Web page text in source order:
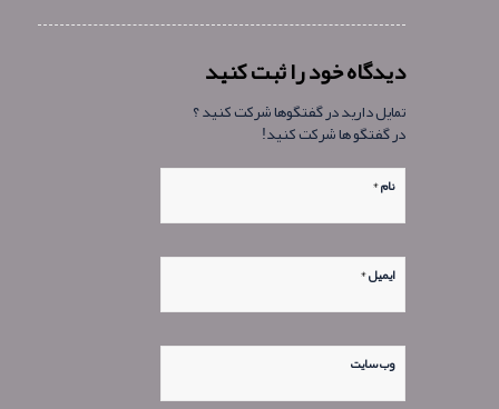
دیدگاه خود را ثبت کنید
تمایل دارید در گفتگوها شرکت کنید ؟
در گفتگو ها شرکت کنید!
نام*
ایمیل*
وب‌ سایت